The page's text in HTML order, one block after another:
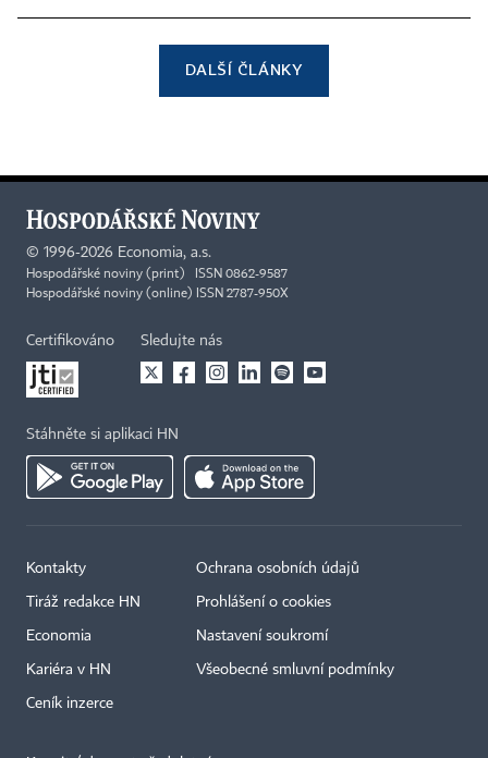
DALŠÍ ČLÁNKY
© 1996-2026 Economia, a.s.
Hospodářské noviny (print) ISSN 0862-9587
Hospodářské noviny (online) ISSN 2787-950X
Certifikováno Sledujte nás
Stáhněte si aplikaci HN
Kontakty
Tiráž redakce HN
Economia
Kariéra v HN
Ceník inzerce
Ochrana osobních údajů
Prohlášení o cookies
Nastavení soukromí
Všeobecné smluvní podmínky